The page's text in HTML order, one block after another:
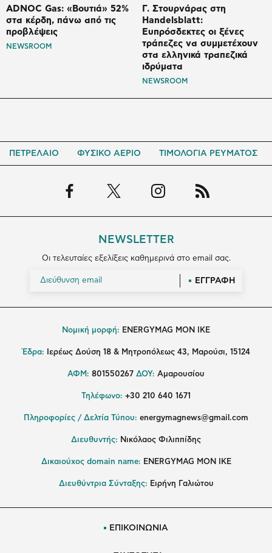
ADNOC Gas: «Βουτιά» 52%
στα κέρδη, πάνω από τις
προβλέψεις
NEWSROOM
Γ. Στουρνάρας στη
Handelsblatt:
Ευπρόσδεκτες οι ξένες
τράπεζες να συμμετέχουν
στα ελληνικά τραπεζικά
ιδρύματα
NEWSROOM
ΠΕΤΡΕΛΑΙΟ ΦΥΣΙΚΟ ΑΕΡΙΟ ΤΙΜΟΛΟΓΙΑ ΡΕΥΜΑΤΟΣ
NEWSLETTER
Οι τελευταίες εξελίξεις καθημερινά στο email σας.
ΕΓΓΡΑΦΗ
Νομική μορφή: ENERGYMAG MON IKE
Έδρα: Ιερέως Δούση 18 & Μητροπόλεως 43, Μαρούσι, 15124
ΑΦΜ: 801550267 ΔΟΥ: Αμαρουσίου
Τηλέφωνο: +30 210 640 1671
Πληροφορίες / Δελτία Τύπου: energymagnews@gmail.com
Διευθυντής: Νικόλαος Φιλιππίδης
Δικαιούχος domain name: ENERGYMAG ΜΟΝ ΙΚΕ
Διευθύντρια Σύνταξης: Ειρήνη Γαλιώτου
ΕΠΙΚΟΙΝΩΝΙΑ